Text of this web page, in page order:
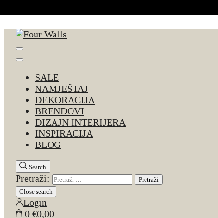
SALE
NAMJEŠTAJ
DEKORACIJA
BRENDOVI
DIZAJN INTERIJERA
INSPIRACIJA
BLOG
Search
Pretraži:
Close search
Login
0 €0,00